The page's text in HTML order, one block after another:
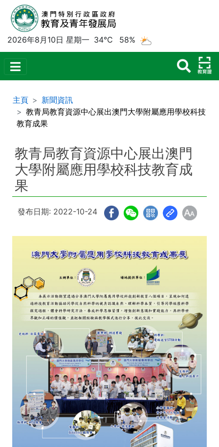
2026年8月10日 星期一 34°C 58%
主頁
新聞資訊
教青局教育資源中心展出澳門大學附屬應用學校科技
教育成果
教青局教育資源中心展出澳門
大學附屬應用學校科技教育成
果
發布日期: 2022-10-24